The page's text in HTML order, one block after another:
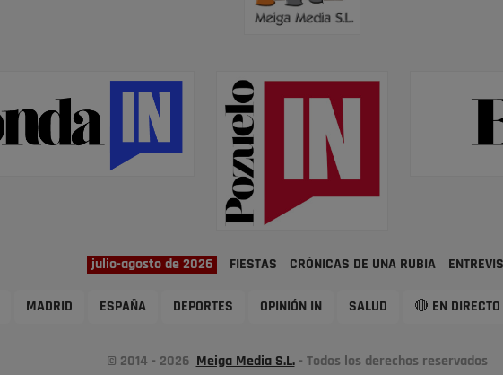
julio-agosto de 2026 FIESTAS CRÓNICAS DE UNA RUBIA
MADRID ESPAÑA DEPORTES OPINIÓN IN SALUD 🔴 EN DIRECTO
© 2014 - 2026 Meiga Media S.L.- Todos los derechos reservados